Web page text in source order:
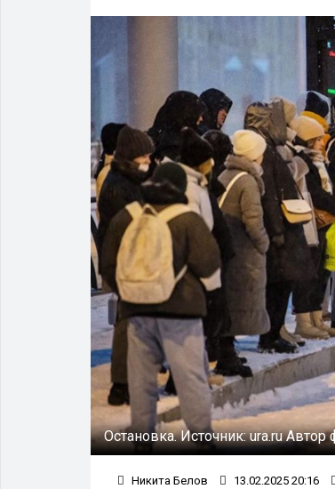
Остановка.Источник:ura.ruАвтор
Никита Белов 13.02.2025 20:16